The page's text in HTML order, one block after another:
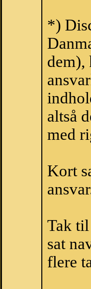
*)
dem),
altså
med
Kort
Tak
sat
flere